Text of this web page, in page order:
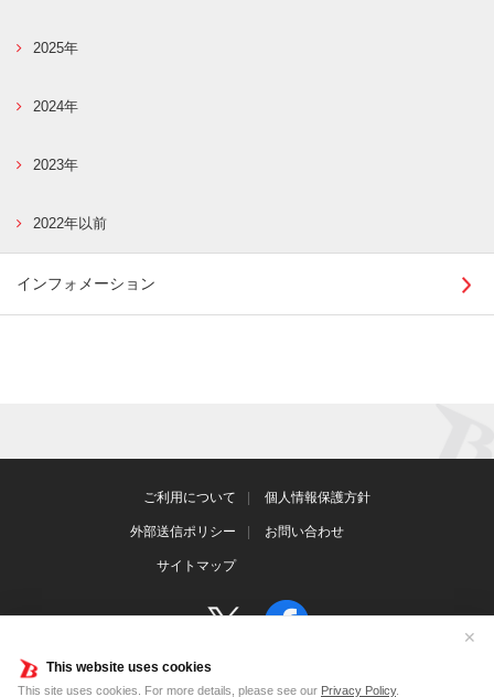
This website uses cookies
This site uses cookies. For more details, please see our Privacy Policy.
✕
2025年
2024年
2023年
2022年以前
インフォメーション
ご利用について 個人情報保護方針
外部送信ポリシー お問い合わせ
サイトマップ